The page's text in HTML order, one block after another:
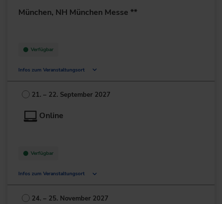
+49 211/6214-201
München, NH München Messe **
Verfügbar
Infos zum Veranstaltungsort
Eggenfeldener Str. 100
81929 München
21. – 22. September 2027
Online
Verfügbar
Infos zum Veranstaltungsort
Deutschland
24. – 25. November 2027